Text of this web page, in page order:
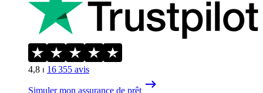
4,8 ⏐ 16 355 avis
Simuler mon assurance de prêt